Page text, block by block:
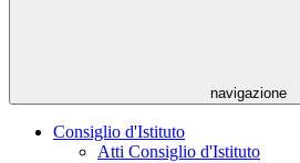
navigazione
Consiglio d'Istituto
Atti Consiglio d'Istituto